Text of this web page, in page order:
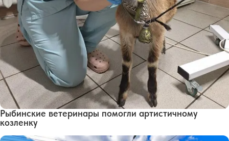
Рыбинские ветеринары помогли артистичному
козленку